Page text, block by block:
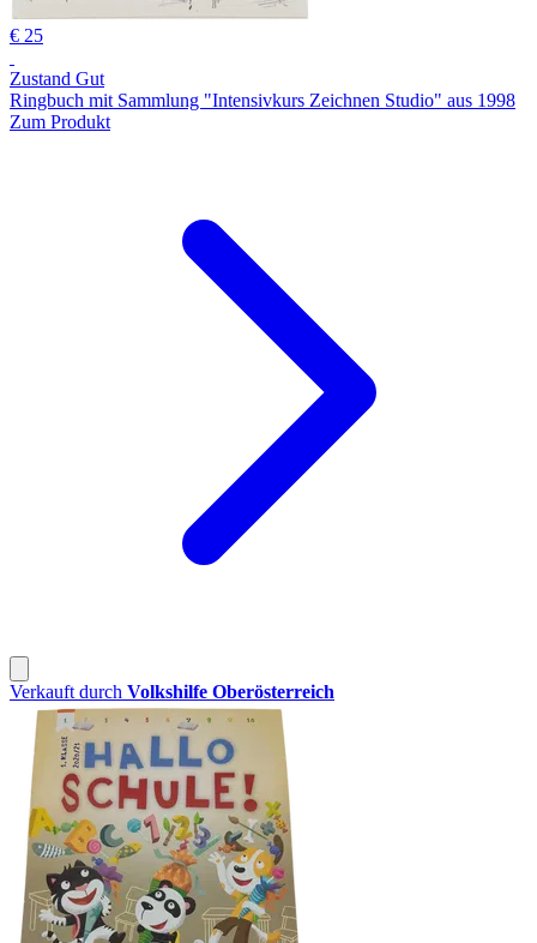
€ 25
Zustand Gut
Ringbuch mit Sammlung "Intensivkurs Zeichnen Studio" aus 1998
Zum Produkt
Verkauft durch Volkshilfe Oberösterreich